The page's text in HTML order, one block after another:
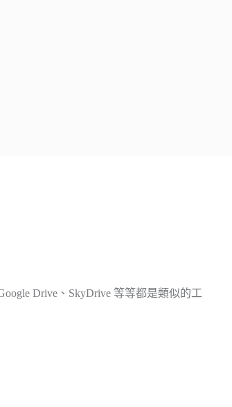
Drive、SkyDrive 等等都是類似的工